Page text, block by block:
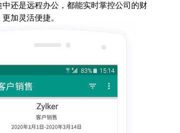
还是远程办公，都能实时掌控公司的财
加灵活便捷。